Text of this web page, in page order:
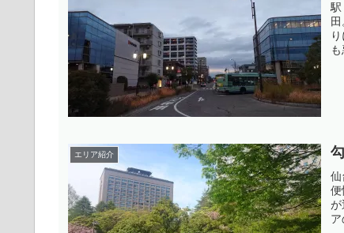
駅
エリア紹介
仙
便
が
ア